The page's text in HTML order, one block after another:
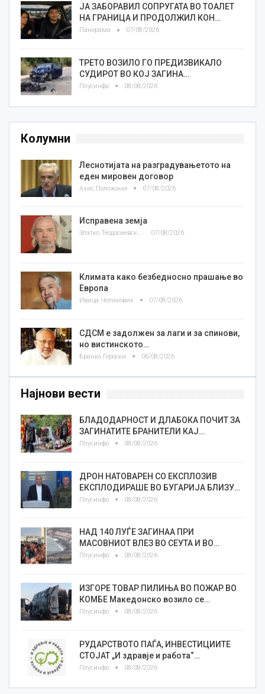
ЈА ЗАБОРАВИЛ СОПРУГАТА ВО ТОАЛЕТ
НА ГРАНИЦА И ПРОДОЛЖИЛ КОН…
Панорама 07/08/2026
ТРЕТО ВОЗИЛО ГО ПРЕДИЗВИКАЛО
СУДИРОТ ВО КОЈ ЗАГИНА…
Плусинфо 08/08/2026
Колумни
Леснотијата на разградувањетото на
еден мировен договор
Азис Положани 07/08/2026
Исправена земја
Златко Теодосиевски 07/08/2026
Климата како безбедносно прашање во
Европа
Ивица Челиковиќ 07/08/2026
СДСМ е задолжен за лаги и за спинови,
но вистинското…
Бранко Героски 06/08/2026
Најнови вести
БЛАДОДАРНОСТ И ДЛАБОКА ПОЧИТ ЗА
ЗАГИНАТИТЕ БРАНИТЕЛИ КАЈ…
Плусинфо 08/08/2026
ДРОН НАТОВАРЕН СО ЕКСПЛОЗИВ
ЕКСПЛОДИРАШЕ ВО БУГАРИЈА БЛИЗУ…
Плусинфо 08/08/2026
НАД 140 ЛУЃЕ ЗАГИНАА ПРИ
МАСОВНИОТ ВЛЕЗ ВО СЕУТА И ВО…
Плусинфо 08/08/2026
ИЗГОРЕ ТОВАР ПИЛИЊА ВО ПОЖАР ВО
КОМБЕ Македонско возило се…
Плусинфо 08/08/2026
РУДАРСТВОТО ПАЃА, ИНВЕСТИЦИИТЕ
СТОЈАТ „И здравје и работа“…
Плусинфо 08/08/2026